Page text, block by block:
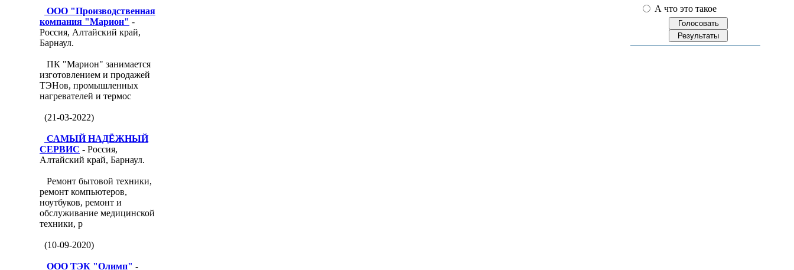
ООО "Производственная
компания "Марион" -
Россия, Алтайский край,
Барнаул.
ПК "Марион" занимается
изготовлением и продажей
ТЭНов, промышленных
нагревателей и термос
(21-03-2022)
САМЫЙ НАДЁЖНЫЙ
СЕРВИС - Россия,
Алтайский край, Барнаул.
Ремонт бытовой техники,
ремонт компьютеров,
ноутбуков, ремонт и
обслуживание медицинской
техники, р
(10-09-2020)
ООО ТЭК "Олимп" -
А что это такое